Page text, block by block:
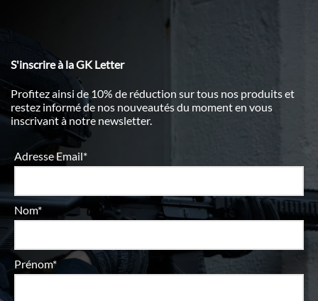
S'inscrire à la GK Letter
Profitez ainsi de 10% de réduction sur tous nos produits et
restez informé de nos nouveautés du moment en vous
inscrivant à notre newsletter.
Adresse Email*
Nom*
Prénom*